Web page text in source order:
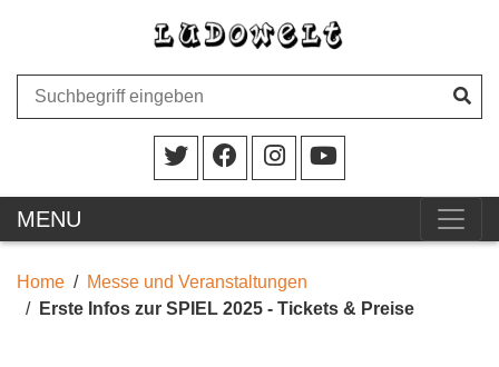
MENU
Home
Messe und Veranstaltungen
Erste Infos zur SPIEL 2025 - Tickets & Preise